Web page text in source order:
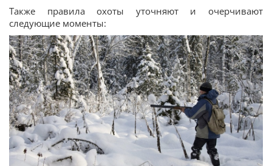
Также правила охоты уточняют и очерчивают
следующие моменты: